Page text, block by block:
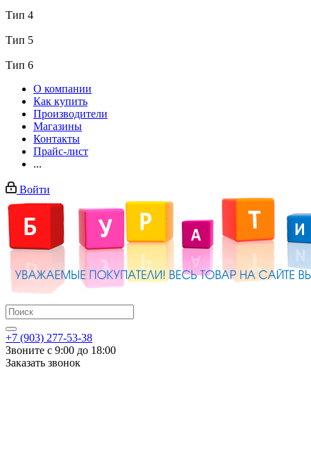
Тип 4
Тип 5
Тип 6
О компании
Как купить
Производители
Магазины
Контакты
Прайс-лист
...
Войти
+7 (903) 277-53-38
Звоните с 9:00 до 18:00
Заказать звонок